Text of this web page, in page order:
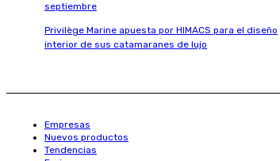
septiembre
Privilège Marine apuesta por HIMACS para el diseño
interior de sus catamaranes de lujo
Empresas
Nuevos productos
Tendencias